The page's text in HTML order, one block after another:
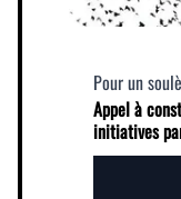
Pour un
Appel à
initiatives